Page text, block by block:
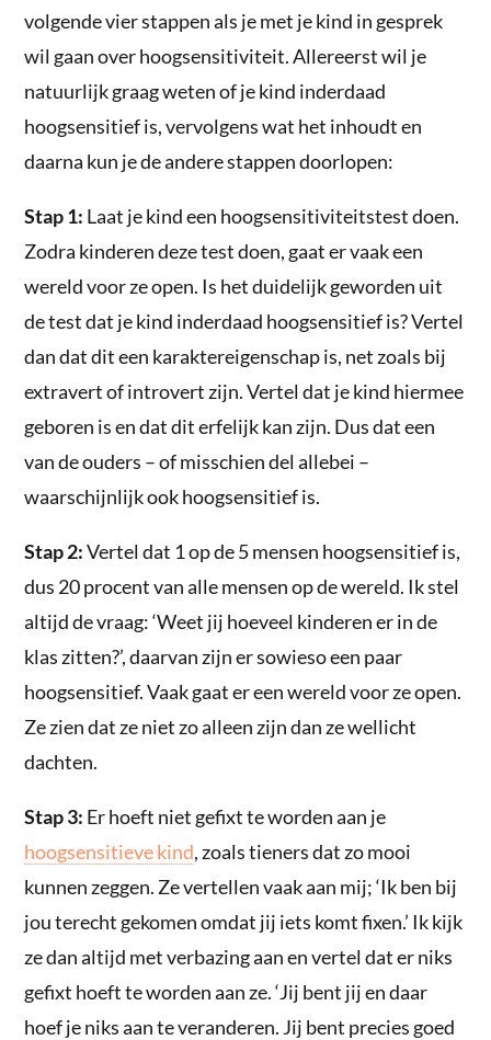
volgende vier stappen als je met je kind in gesprek
wil gaan over hoogsensitiviteit. Allereerst wil je
natuurlijk graag weten of je kind inderdaad
hoogsensitief is, vervolgens wat het inhoudt en
daarna kun je de andere stappen doorlopen:
Stap 1: Laat je kind een hoogsensitiviteitstest doen.
Zodra kinderen deze test doen, gaat er vaak een
wereld voor ze open. Is het duidelijk geworden uit
de test dat je kind inderdaad hoogsensitief is? Vertel
dan dat dit een karaktereigenschap is, net zoals bij
extravert of introvert zijn. Vertel dat je kind hiermee
geboren is en dat dit erfelijk kan zijn. Dus dat een
van de ouders – of misschien del allebei –
waarschijnlijk ook hoogsensitief is.
Stap 2:Vertel dat 1 op de 5 mensen hoogsensitief is,
dus 20 procent van alle mensen op de wereld. Ik stel
altijd de vraag: ‘Weet jij hoeveel kinderen er in de
klas zitten?’, daarvan zijn er sowieso een paar
hoogsensitief. Vaak gaat er een wereld voor ze open.
Ze zien dat ze niet zo alleen zijn dan ze wellicht
dachten.
Stap 3: Er hoeft niet gefixt te worden aan je
hoogsensitieve kind, zoals tieners dat zo mooi
kunnen zeggen. Ze vertellen vaak aan mij; ‘Ik ben bij
jou terecht gekomen omdat jij iets komt fixen.’ Ik kijk
ze dan altijd met verbazing aan en vertel dat er niks
gefixt hoeft te worden aan ze. ‘Jij bent jij en daar
hoef je niks aan te veranderen. Jij bent precies goed